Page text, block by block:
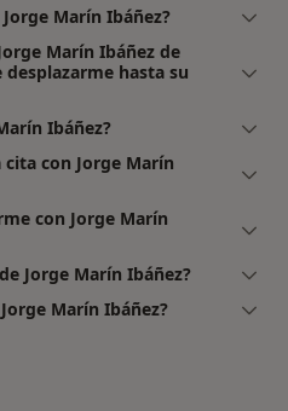
Marín Ibáñez?
Marín Ibáñez de
hasta su
Ibáñez?
con Jorge Marín
con Jorge Marín
Jorge Marín Ibáñez?
Marín Ibáñez?